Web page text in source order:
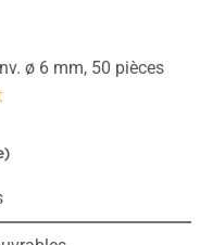
ø 6 mm, 50 pièces